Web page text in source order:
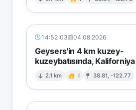
14:52:03 04.08.2026
Geysers'in 4 km kuzey-
kuzeybatısında, Kaliforniya
2.1 km I 38.81, -122.77